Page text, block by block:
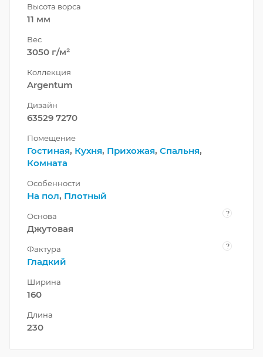
Высота ворса
11 мм
Вес
3050 г/м²
Коллекция
Argentum
Дизайн
63529 7270
Помещение
Гостиная, Кухня, Прихожая, Спальня,
Комната
Особенности
На пол, Плотный
Основа ?
Джутовая
Фактура ?
Гладкий
Ширина
160
Длина
230